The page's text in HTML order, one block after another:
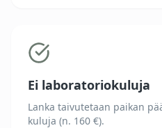
Ei laboratoriokuluja
Lanka taivutetaan paikan
kuluja (n. 160 €).